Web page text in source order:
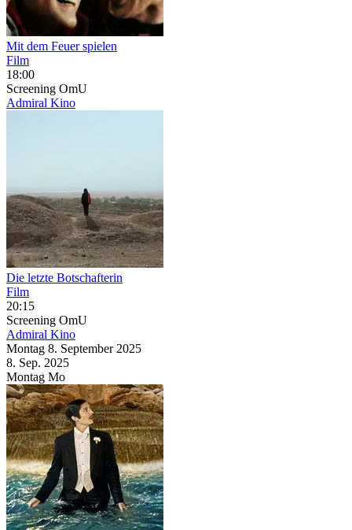
Mit dem Feuer spielen
Film
18:00
Screening OmU
Admiral Kino
Die letzte Botschafterin
Film
20:15
Screening OmU
Admiral Kino
Montag 8. September 2025
8. Sep. 2025
Montag Mo